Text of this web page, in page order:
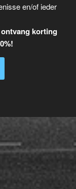
en/of ieder
korting